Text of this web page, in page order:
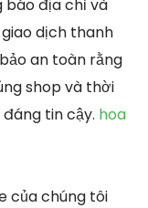
báo địa chỉ và
dịch thanh
an toàn rằng
shop và thời
tin cậy. hoa
của chúng tôi